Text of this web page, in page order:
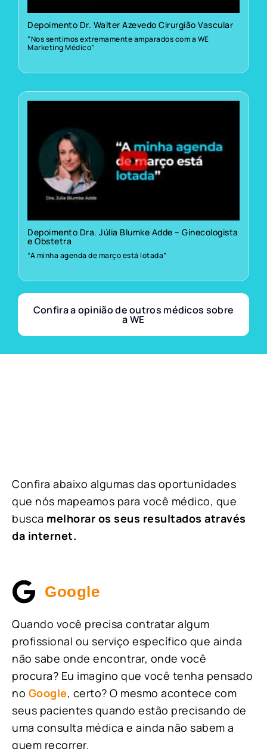
Depoimento Dr. Walter Azevedo Cirurgião Vascular
“Nos sentimos extremamente amparados com a WE
Marketing Médico”
Depoimento Dra. Júlia Blumke Adde – Ginecologista
e Obstetra
“A minha agenda de março está lotada”
Confira a opinião de outros médicos sobre
a WE
Confira abaixo algumas das oportunidades
que nós mapeamos para você médico, que
busca melhorar os seus resultados através
da internet.
Google
Quando você precisa contratar algum
profissional ou serviço específico que ainda
não sabe onde encontrar, onde você
procura? Eu imagino que você tenha pensado
no Google, certo? O mesmo acontece com
seus pacientes quando estão precisando de
uma consulta médica e ainda não sabem a
quem recorrer.